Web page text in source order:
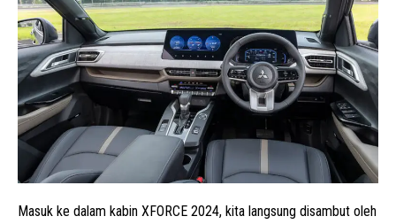
Masuk ke dalam kabin XFORCE 2024, kita langsung disambut oleh